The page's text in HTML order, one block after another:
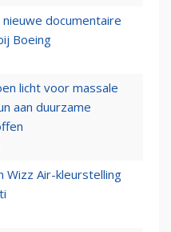
documentaire
Boeing
licht voor massale
aan duurzame
Wizz Air-kleurstelling